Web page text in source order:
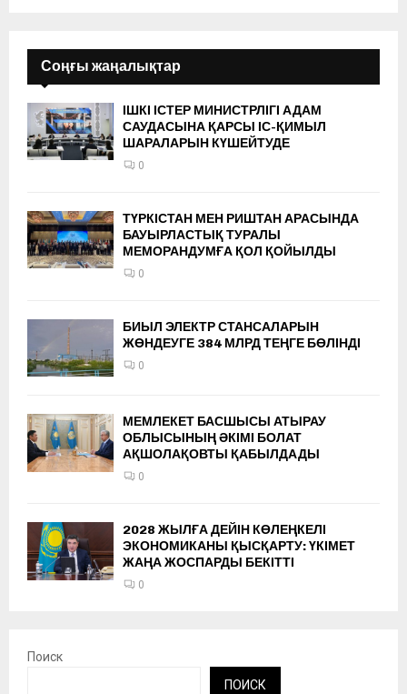
Соңғы жаңалықтар
ІШКІ ІСТЕР МИНИСТРЛІГІ АДАМ
САУДАСЫНА ҚАРСЫ ІС-ҚИМЫЛ
ШАРАЛАРЫН КҮШЕЙТУДЕ
0
ТҮРКІСТАН МЕН РИШТАН АРАСЫНДА
БАУЫРЛАСТЫҚ ТУРАЛЫ
МЕМОРАНДУМҒА ҚОЛ ҚОЙЫЛДЫ
0
БИЫЛ ЭЛЕКТР СТАНСАЛАРЫН
ЖӨНДЕУГЕ 384 МЛРД ТЕҢГЕ БӨЛІНДІ
0
МЕМЛЕКЕТ БАСШЫСЫ АТЫРАУ
ОБЛЫСЫНЫҢ ӘКІМІ БОЛАТ
АҚШОЛАҚОВТЫ ҚАБЫЛДАДЫ
0
2028 ЖЫЛҒА ДЕЙІН КӨЛЕҢКЕЛІ
ЭКОНОМИКАНЫ ҚЫСҚАРТУ: ҮКІМЕТ
ЖАҢА ЖОСПАРДЫ БЕКІТТІ
0
Поиск
ПОИСК